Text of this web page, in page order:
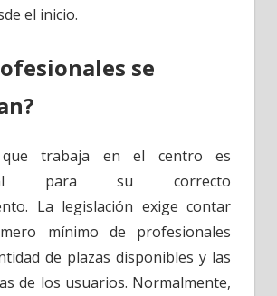
el inicio.
se
trabaja en el centro es
para su correcto
La legislación exige contar
mínimo de profesionales
de plazas disponibles y las
de los usuarios. Normalmente,